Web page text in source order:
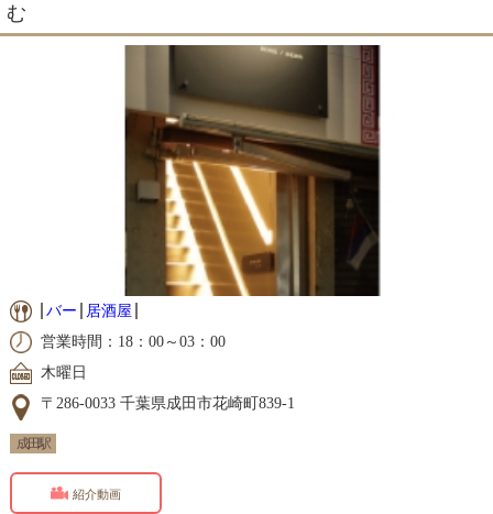
む
バー
居酒屋
営業時間：18：00～03：00
木曜日
〒286-0033 千葉県成田市花崎町839-1
成田駅
紹介動画